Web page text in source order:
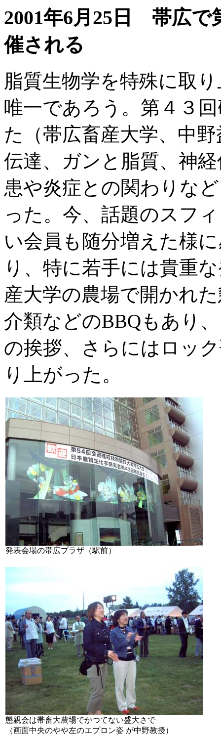
2001年6月25日 帯広で
催される
脂質生物学を特殊に取
唯一であろう。第４３
た（帯広畜産大学、中
伝達、ガンと脂質、神
患や炎症との関わりな
った。今、話題のスフ
い会員も随分増えた様
り、特に若手には貴重
産大学の農場で開かれ
介類などのBBQもあり
の挨拶、さらにはロッ
り上がった。
発表会場の帯広プラザ（駅前）
懇親会は帯畜大農場でかつてない盛大さで
（画面中央のやや左のエプロン姿 が中野教授）